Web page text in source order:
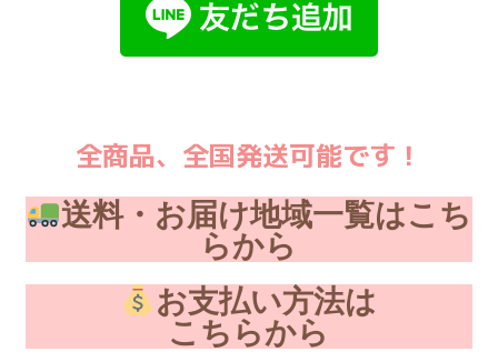
全商品、全国発送可能です！
送料・お届け地域一覧はこち
らから
お支払い方法は
こちらから